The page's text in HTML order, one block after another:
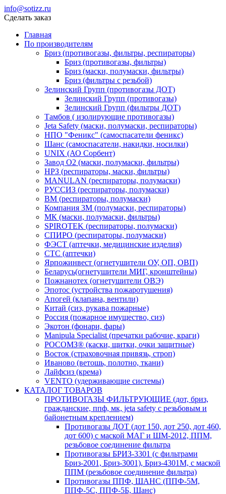
info@sotizz.ru
Сделать заказ
Главная
По производителям
Бриз (противогазы, фильтры, респираторы)
Бриз (противогазы, фильтры)
Бриз (маски, полумаски, фильтры)
Бриз (фильтры с резьбой)
Зелинский Групп (противогазы ДОТ)
Зелинский Групп (противогазы)
Зелинский Групп (фильтры ДОТ)
Тамбов ( изолирующие противогазы)
Jeta Safety (маски, полумаски, респираторы)
НПО "Феникс" (самоспасатели феникс)
Шанс (самоспасатели, накидки, носилки)
UNIX (АО Сорбент)
Завод О2 (маски, полумаски, фильтры)
НРЗ (респираторы, маски, фильтры)
MANULAN (респираторы, полумаски)
РУССИЗ (респираторы, полумаски)
ВМ (респираторы, полумаски)
Компания 3М (полумаски, респираторы)
МК (маски, полумаски, фильтры)
SPIROTEK (респираторы, полумаски)
СПИРО (респираторы, полумаски)
ФЭСТ (аптечки, медицинские изделия)
СТС (аптечки)
Ярпожинвест (огнетушители ОУ, ОП, ОВП)
Беларусь(огнетушители МИГ, кронштейны)
Пожнанотех (огнетушители ОВЭ)
Эпотос (устройства пожаротушения)
Апогей (клапана, вентили)
Китай (сиз, рукава пожарные)
Россия (пожарное имущество, сиз)
Экотон (фонари, фары)
Manipula Specialist (пречатки рабочие, краги)
РОСОМЗ® (каски, щитки, очки защитные)
Восток (страховочная привязь, строп)
Иваново (ветошь, полотно, ткани)
Лайфсиз (крема)
VENTO (удерживающие системы)
КАТАЛОГ ТОВАРОВ
ПРОТИВОГАЗЫ ФИЛЬТРУЮЩИЕ (дот, бриз,
гражданские, ппф, мк, jeta safety с резьбовым и
байонетным креплением)
Противогазы ДОТ (дот 150, дот 250, дот 460,
дот 600) с маской МАГ и ШМ-2012, ППМ,
резьбовое соединение фильтра
Противогазы БРИЗ-3301 (с фильтрами
Бриз-2001, Бриз-3001), Бриз-4301М, с маской
ППМ (резьбовое соединение фильтра)
Противогазы ППФ, ШАНС (ППФ-5М,
ППФ-5С, ППФ-5Б, Шанс)